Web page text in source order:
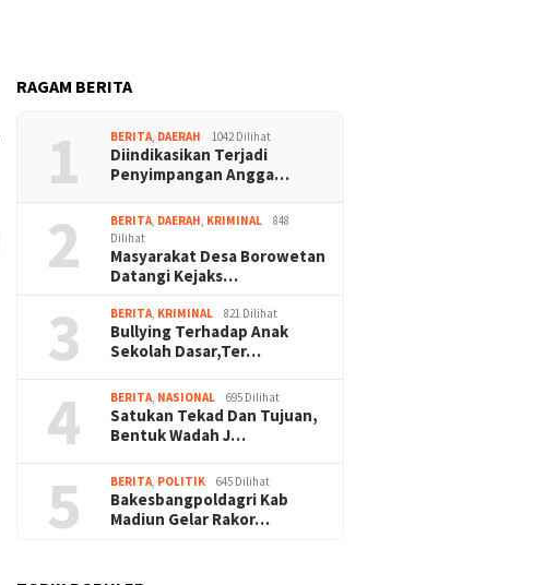
RAGAM BERITA
1 BERITA, DAERAH 1042 Dilihat
Diindikasikan Terjadi
Penyimpangan Angga…
2 BERITA, DAERAH, KRIMINAL
848
Dilihat
Masyarakat Desa Borowetan
Datangi Kejaks…
3 BERITA, KRIMINAL 821 Dilihat
Bullying Terhadap Anak
Sekolah Dasar,Ter…
4 BERITA, NASIONAL 695 Dilihat
Satukan Tekad Dan Tujuan,
Bentuk Wadah J…
5 BERITA, POLITIK 645 Dilihat
Bakesbangpoldagri Kab
Madiun Gelar Rakor…